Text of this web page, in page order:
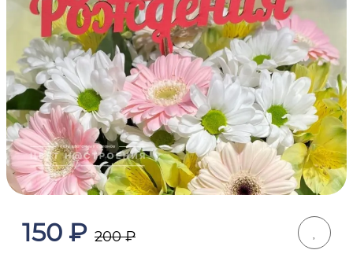
150 ₽ 200₽